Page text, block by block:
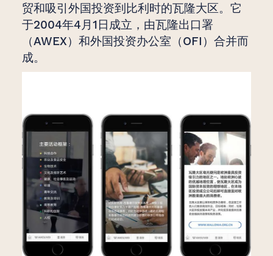
贸和吸引外国投资到比利时的瓦隆大区。它
于2004年4月1日成立，由瓦隆出口署
（AWEX）和外国投资办公室（OFI）合并而
成。